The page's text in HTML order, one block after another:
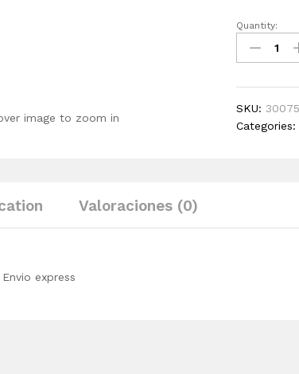
image to zoom in
Juego
muebles
4
piezas
Quantity:
SKU:
Valoraciones (0)
express